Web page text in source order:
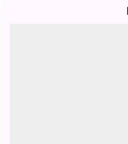
рисуют
-
Эта чудесная
взрослых,